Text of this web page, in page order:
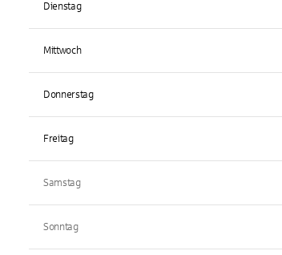
Dienstag
Mittwoch
Donnerstag
Freitag
Samstag
Sonntag